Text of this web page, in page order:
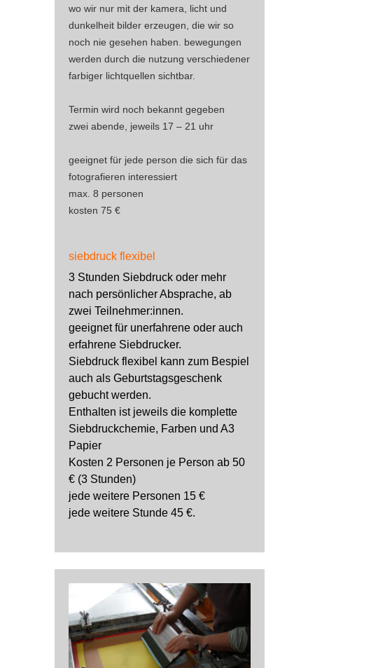
wo wir nur mit der kamera, licht und
dunkelheit bilder erzeugen, die wir so
noch nie gesehen haben. bewegungen
werden durch die nutzung verschiedener
farbiger lichtquellen sichtbar.
Termin wird noch bekannt gegeben
zwei abende, jeweils 17 – 21 uhr
geeignet für jede person die sich für das
fotografieren interessiert
max. 8 personen
kosten 75 €
siebdruck flexibel
3 Stunden Siebdruck oder mehr
nach persönlicher Absprache, ab
zwei Teilnehmer:innen.
geeignet für unerfahrene oder auch
erfahrene Siebdrucker.
Siebdruck flexibel kann zum Bespiel
auch als Geburtstagsgeschenk
gebucht werden.
Enthalten ist jeweils die komplette
Siebdruckchemie, Farben und A3
Papier
Kosten 2 Personen je Person ab 50
€ (3 Stunden)
jede weitere Personen 15 €
jede weitere Stunde 45 €.